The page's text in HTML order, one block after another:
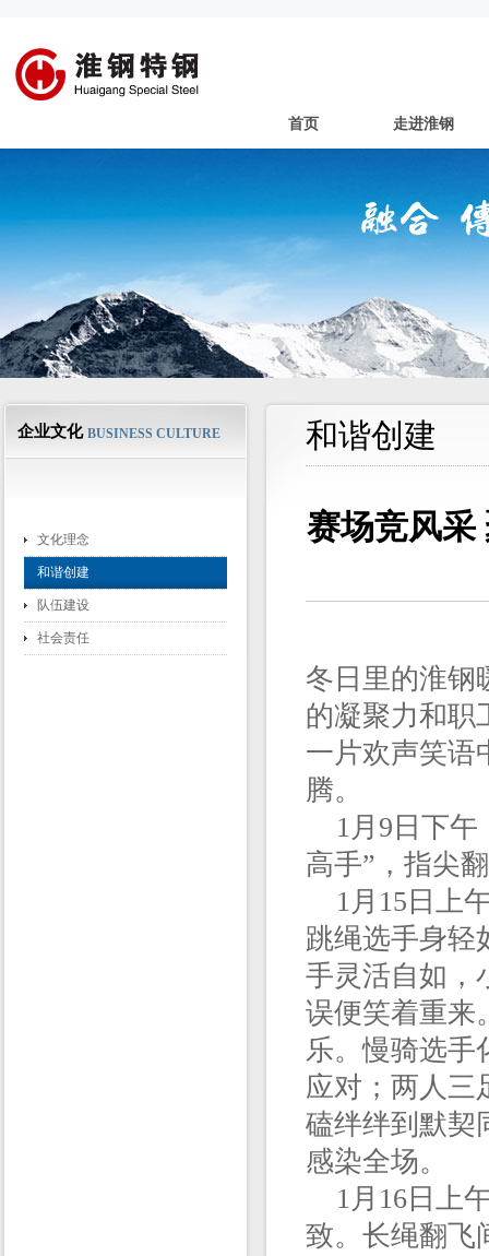
首页 走进淮钢
企业文化 BUSINESS CULTURE
文化理念
和谐创建
队伍建设
社会责任
和谐创建
赛场竞风采
冬日里的淮钢
的凝聚力和职
一片欢声笑语
腾。
1月9日下午
高手”，指尖
1月15日上
跳绳选手身轻
手灵活自如，
误便笑着重来
乐。慢骑选手
应对；两人三
磕绊绊到默契
感染全场。
1月16日上
致。长绳翻飞